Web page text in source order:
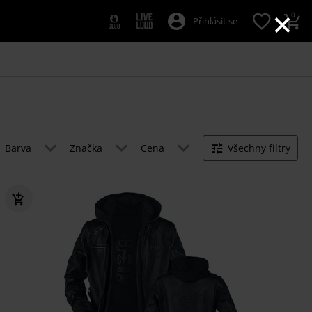
×
Přihlásit se 0
Barva Značka Cena Všechny filtry